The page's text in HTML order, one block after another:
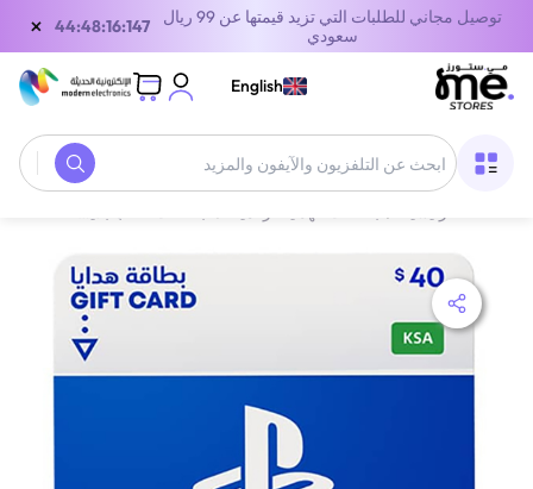
توصيل مجاني للطلبات التي تزيد قيمتها عن 99 ريال
سعودي
43:48:16:147
×
English